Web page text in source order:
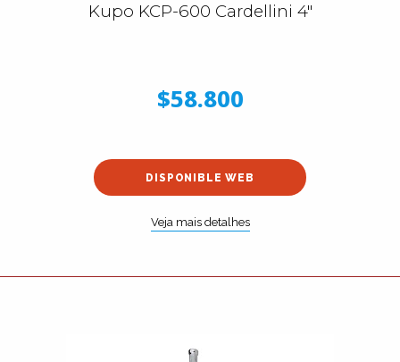
Kupo KCP-600 Cardellini 4"
$58.800
DISPONIBLE WEB
Veja mais detalhes